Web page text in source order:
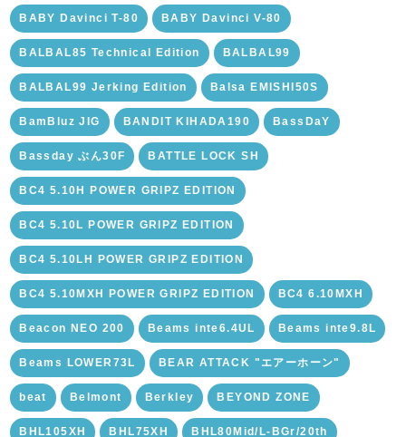
BABY Davinci T-80 BABY Davinci V-80
BALBAL85 Technical Edition BALBAL99
BALBAL99 Jerking Edition Balsa EMISHI50S
BamBluz JIG BANDIT KIHADA190 BassDaY
Bassday ぶん30F BATTLE LOCK SH
BC4 5.10H POWER GRIPZ EDITION
BC4 5.10L POWER GRIPZ EDITION
BC4 5.10LH POWER GRIPZ EDITION
BC4 5.10MXH POWER GRIPZ EDITION BC4 6.10MXH
Beacon NEO 200 Beams inte6.4UL Beams inte9.8L
Beams LOWER73L BEAR ATTACK "エアーホーン"
beat Belmont Berkley BEYOND ZONE
BHL105XH BHL75XH BHL80Mid/L-BGr/20th